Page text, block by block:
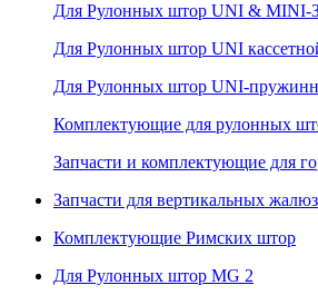
Для Рулонных штор UNI & MINI-
Для Рулонных штор UNI
Для Рулонных штор UNI-
Комплектующие для рулонных
Запчасти и комплектующие для
Запчасти для вертикальных
Комплектующие Римских штор
Для Рулонных штор MG 2